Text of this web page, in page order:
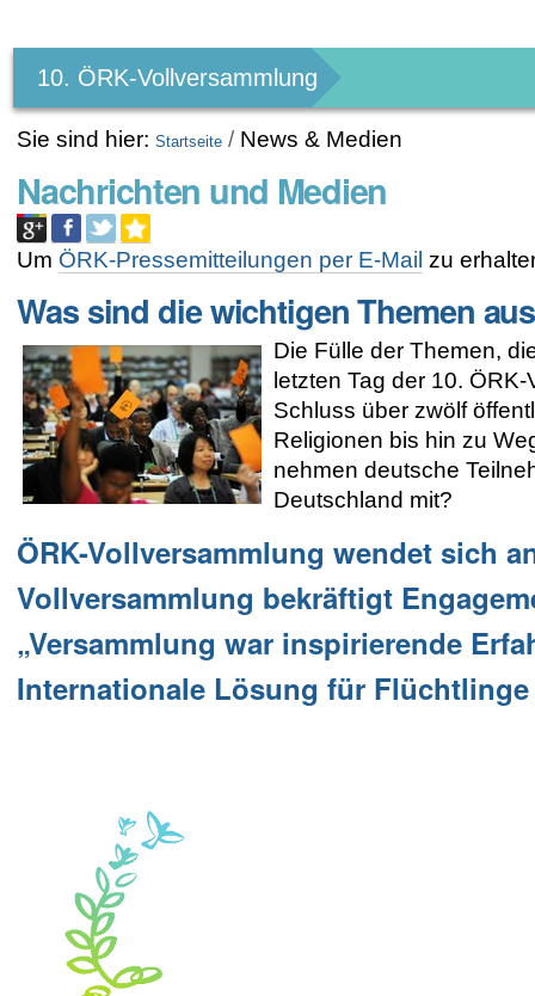
Werkzeuge
10. ÖRK-Vollversammlung
Sie sind hier: Startseite / News & Medien
Nachrichten und Medien
Um ÖRK-Pressemitteilungen per E-Mail zu
Was sind die wichtigen Themen
Die Fülle der Themen,
letzten Tag der 10.
Schluss über zwölf
Religionen bis hin zu
nehmen deutsche
Deutschland mit?
ÖRK-Vollversammlung wendet sich
Vollversammlung bekräftigt
„Versammlung war inspirierende
Internationale Lösung für